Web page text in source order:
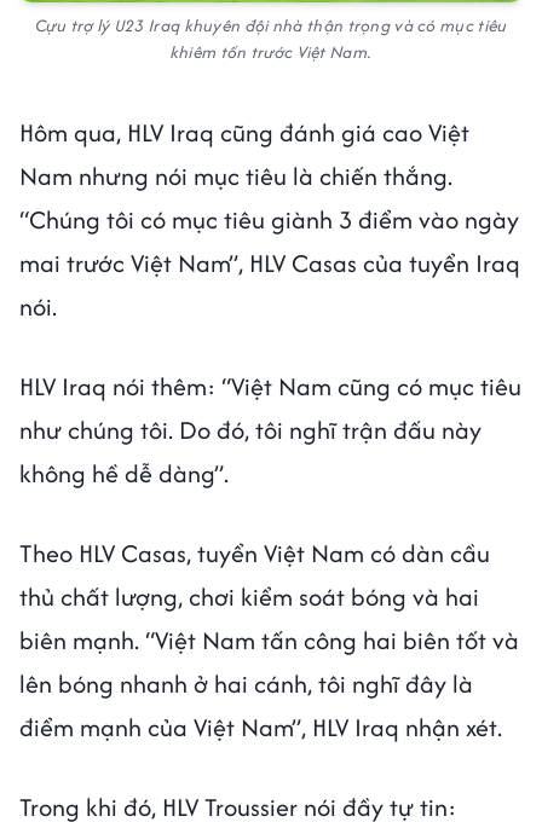
Cựu trợ lý U23 Iraq khuyên đội nhà thận trọng và có mục tiêu
khiêm tốn trước Việt Nam.
Hôm qua, HLV Iraq cũng đánh giá cao Việt
Nam nhưng nói mục tiêu là chiến thắng.
“Chúng tôi có mục tiêu giành 3 điểm vào ngày
mai trước Việt Nam”, HLV Casas của tuyển Iraq
nói.
HLV Iraq nói thêm: “Việt Nam cũng có mục tiêu
như chúng tôi. Do đó, tôi nghĩ trận đấu này
không hề dễ dàng”.
Theo HLV Casas, tuyển Việt Nam có dàn cầu
thủ chất lượng, chơi kiểm soát bóng và hai
biên mạnh. “Việt Nam tấn công hai biên tốt và
lên bóng nhanh ở hai cánh, tôi nghĩ đây là
điểm mạnh của Việt Nam”, HLV Iraq nhận xét.
Trong khi đó, HLV Troussier nói đầy tự tin: